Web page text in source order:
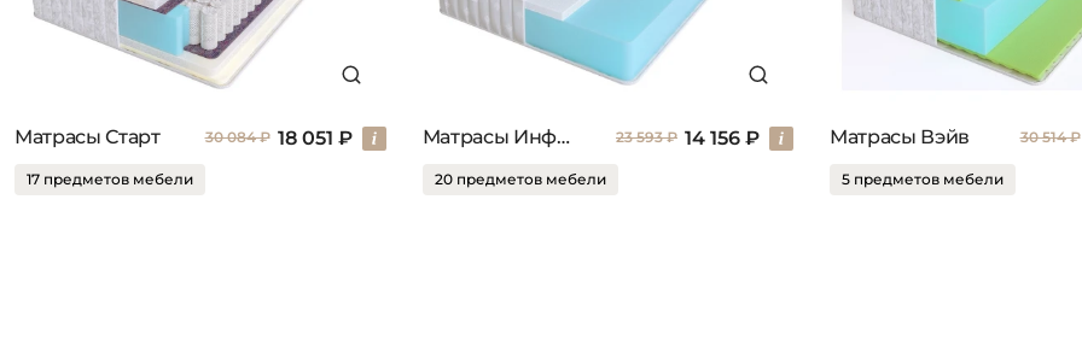
Матрасы Старт 30 084 ₽ 18 051 ₽
17 предметов мебели
Матрасы Инфлекс 23 593 ₽ 14 156 ₽
20 предметов мебели
Матрасы Вэйв 30 514 ₽
5 предметов мебели